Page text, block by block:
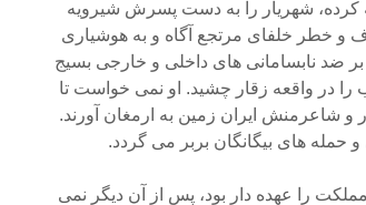
کرده، شهریار را به دست پسرش شیرویه
و خطر خلفای مرتجع آگاه و به هوشیاری
بر ضد نابسامانی های داخلی و خارجی بسیج
در واقعه زقار چشید. او نمی خواست تا
و شاعرمنش ایران زمین به ارمغان آورند.
حمله های بیگانگان بربر می گردد.
را عهده دار بود، پس از آن دیگر نمی